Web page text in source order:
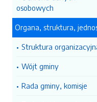
osobowych
Organa, struktura,
Struktura
Wójt gminy
Rada gminy, komisje